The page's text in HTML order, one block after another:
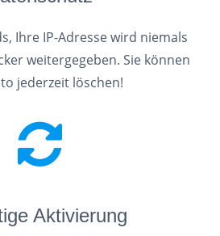
Ihre IP-Adresse wird niemals
weitergegeben. Sie können
jederzeit löschen!
Aktivierung